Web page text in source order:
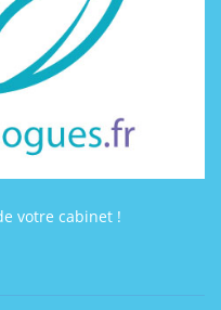
votre cabinet !